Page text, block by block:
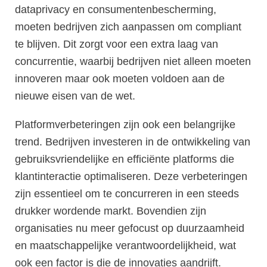
dataprivacy en consumentenbescherming,
moeten bedrijven zich aanpassen om compliant
te blijven. Dit zorgt voor een extra laag van
concurrentie, waarbij bedrijven niet alleen moeten
innoveren maar ook moeten voldoen aan de
nieuwe eisen van de wet.
Platformverbeteringen zijn ook een belangrijke
trend. Bedrijven investeren in de ontwikkeling van
gebruiksvriendelijke en efficiënte platforms die
klantinteractie optimaliseren. Deze verbeteringen
zijn essentieel om te concurreren in een steeds
drukker wordende markt. Bovendien zijn
organisaties nu meer gefocust op duurzaamheid
en maatschappelijke verantwoordelijkheid, wat
ook een factor is die de innovaties aandrijft.